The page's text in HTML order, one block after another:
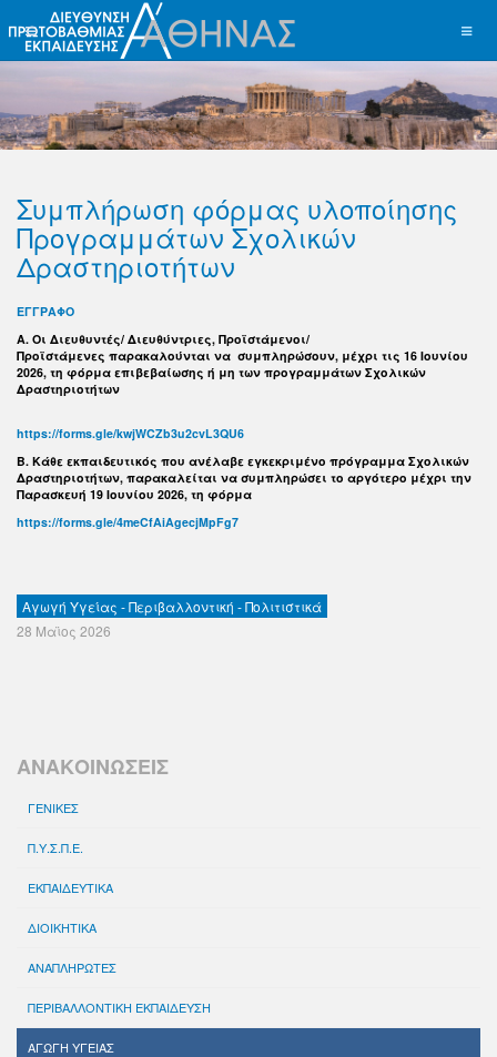
Συμπλήρωση φόρμας υλοποίησης
Προγραμμάτων Σχολικών
Δραστηριοτήτων
ΕΓΓΡΑΦΟ
Α. Οι Διευθυντές/ Διευθύντριες, Προϊστάμενοι/
Προϊστάμενες παρακαλούνται να συμπληρώσουν, μέχρι τις 16 Ιουνίου
2026, τη φόρμα επιβεβαίωσης ή μη των προγραμμάτων Σχολικών
Δραστηριοτήτων
https://forms.gle/kwjWCZb3u2cvL3QU6
B. Κάθε εκπαιδευτικός που ανέλαβε εγκεκριμένο πρόγραμμα Σχολικών
Δραστηριοτήτων, παρακαλείται να συμπληρώσει το αργότερο μέχρι την
Παρασκευή 19 Ιουνίου 2026, τη φόρμα
https://forms.gle/4meCfAiAgecjMpFg7
Αγωγή Υγείας - Περιβαλλοντική - Πολιτιστικά
28 Μαϊος 2026
ΑΝΑΚΟΙΝΩΣΕΙΣ
ΓΕΝΙΚΕΣ
Π.Υ.Σ.Π.Ε.
ΕΚΠΑΙΔΕΥΤΙΚΑ
ΔΙΟΙΚΗΤΙΚΑ
ΑΝΑΠΛΗΡΩΤΕΣ
ΠΕΡΙΒΑΛΛΟΝΤΙΚΗ ΕΚΠΑΙΔΕΥΣΗ
ΑΓΩΓΗ ΥΓΕΙΑΣ